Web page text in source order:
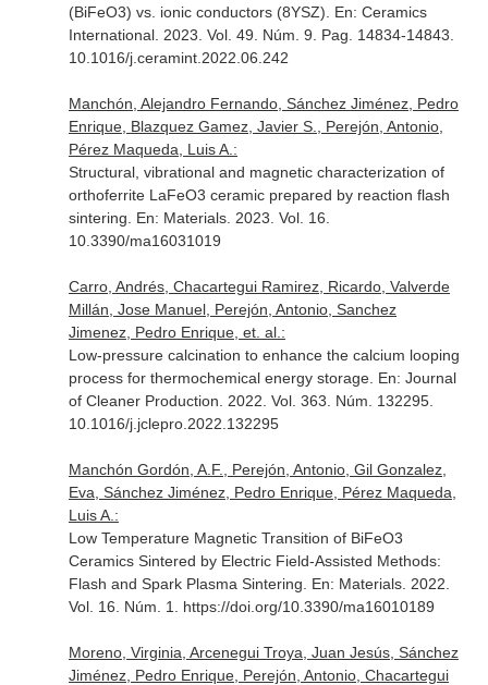
(BiFeO3) vs. ionic conductors (8YSZ). En: Ceramics
International. 2023. Vol. 49. Núm. 9. Pag. 14834-14843.
10.1016/j.ceramint.2022.06.242
Manchón, Alejandro Fernando, Sánchez Jiménez, Pedro
Enrique, Blazquez Gamez, Javier S., Perejón, Antonio,
Pérez Maqueda, Luis A.:
Structural, vibrational and magnetic characterization of
orthoferrite LaFeO3 ceramic prepared by reaction flash
sintering. En: Materials. 2023. Vol. 16.
10.3390/ma16031019
Carro, Andrés, Chacartegui Ramirez, Ricardo, Valverde
Millán, Jose Manuel, Perejón, Antonio, Sanchez
Jimenez, Pedro Enrique, et. al.:
Low-pressure calcination to enhance the calcium looping
process for thermochemical energy storage. En: Journal
of Cleaner Production . 2022. Vol. 363. Núm. 132295.
10.1016/j.jclepro.2022.132295
Manchón Gordón, A.F., Perejón, Antonio, Gil Gonzalez,
Eva, Sánchez Jiménez, Pedro Enrique, Pérez Maqueda,
Luis A.:
Low Temperature Magnetic Transition of BiFeO3
Ceramics Sintered by Electric Field-Assisted Methods:
Flash and Spark Plasma Sintering. En: Materials. 2022.
Vol. 16. Núm. 1. https://doi.org/10.3390/ma16010189
Moreno, Virginia, Arcenegui Troya, Juan Jesús, Sánchez
Jiménez, Pedro Enrique, Perejón, Antonio, Chacartegui